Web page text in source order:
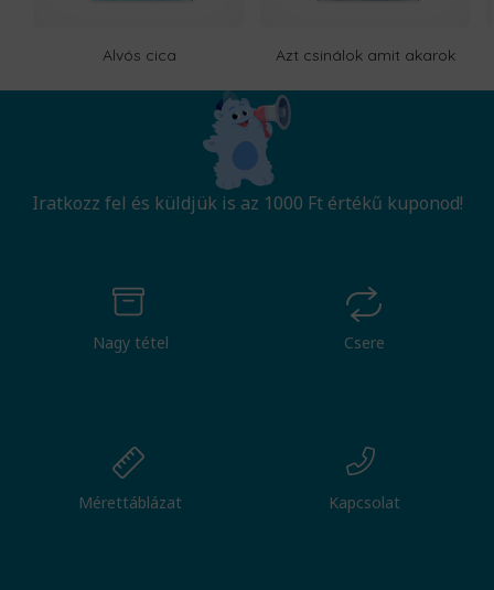
Alvós cica Azt csinálok amit akarok
Iratkozz fel és küldjük is az 1000 Ft értékű kuponod!
Nagy tétel Csere
Mérettáblázat Kapcsolat